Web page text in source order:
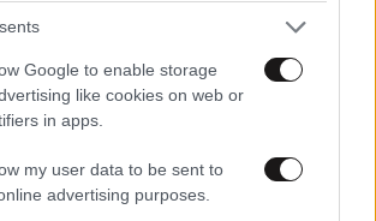
Google to enable storage
like cookies on web or
in apps.
my user data to be sent to
advertising purposes.